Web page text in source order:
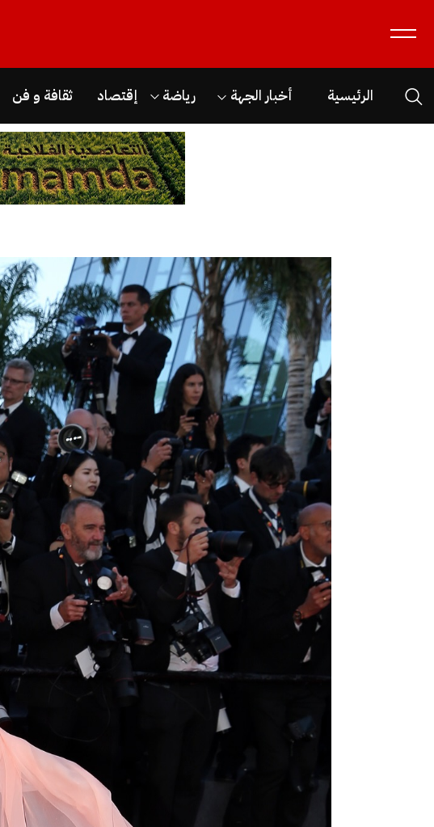
الرئيسية أخبار الجهة رياضة إقتصاد ثقافة و فن